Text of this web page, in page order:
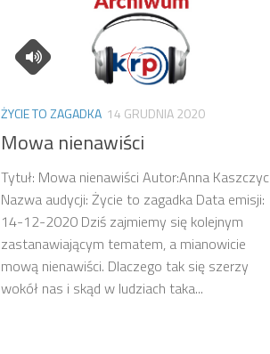
ŻYCIE TO ZAGADKA 14 GRUDNIA 2020
Mowa nienawiści
Tytuł: Mowa nienawiści Autor:Anna Kaszczyc
Nazwa audycji: Życie to zagadka Data emisji:
14-12-2020 Dziś zajmiemy się kolejnym
zastanawiającym tematem, a mianowicie
mową nienawiści. Dlaczego tak się szerzy
wokół nas i skąd w ludziach taka...